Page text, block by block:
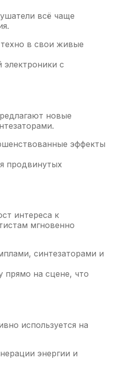
всё чаще
в свои живые
с
новые
эффекты
продвинутых
интереса к
мгновенно
синтезаторами и
прямо на сцене, что
используется на
энергии и